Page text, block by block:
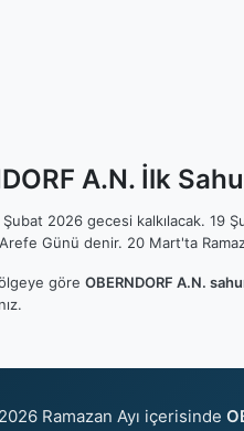
A.N. İlk
Şubat 2026 gecesi kalkılacak. 19
Günü denir. 20 Mart'ta
göre OBERNDORF A.N.
2026 Ramazan Ayı içerisinde